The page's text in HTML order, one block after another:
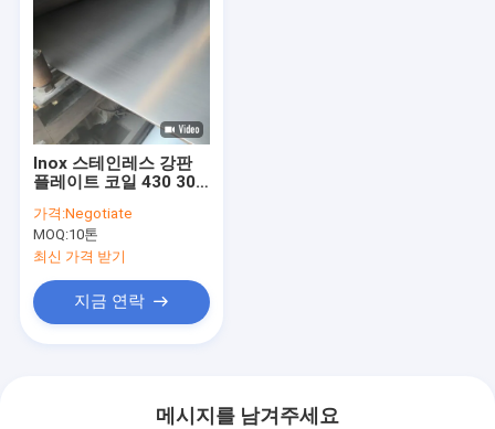
Inox 스테인레스 강판
플레이트 코일 430 304
3.00mm
가격:Negotiate
MOQ:10톤
최신 가격 받기
지금 연락
메시지를 남겨주세요